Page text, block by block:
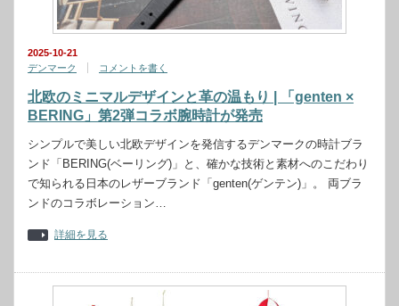
2025-10-21
デンマーク
コメントを書く
北欧のミニマルデザインと革の温もり | 「genten ×
BERING」第2弾コラボ腕時計が発売
シンプルで美しい北欧デザインを発信するデンマークの時計ブラ
ンド「BERING(ベーリング)」と、確かな技術と素材へのこだわり
で知られる日本のレザーブランド「genten(ゲンテン)」。 両ブラ
ンドのコラボレーション…
詳細を見る